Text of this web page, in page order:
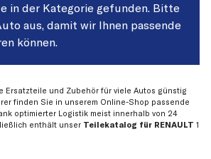
in der Kategorie gefunden. Bitte
aus, damit wir Ihnen passende
können.
Ersatzteile und Zubehör für viele Autos günstig
finden Sie in unserem Online-Shop passende
optimierter Logistik meist innerhalb von 24
enthält unser Teilekatalog für RENAULT 1